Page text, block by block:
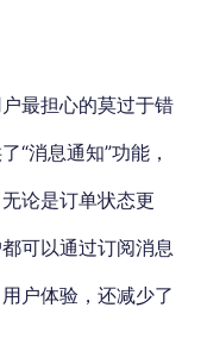
最担心的莫过于错
“消息通知”功能，
论是订单状态更
可以通过订阅消息
户体验，还减少了